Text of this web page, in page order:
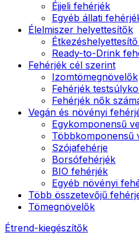
Éjjeli fehérjék
Egyéb állati
Élelmiszer helyettesítők
Ready-to-Drink
Fehérjék cél szerint
Izomtömegnövelők
Fehérjék
Fehérjék nők
Vegán és növényi
Egykomponensű
Többkomponensű
Szójafehérje
Borsófehérjék
BIO fehérjék
Egyéb növényi
Több összetevőjű
Tömegnövelők
Étrend-kiegészítők